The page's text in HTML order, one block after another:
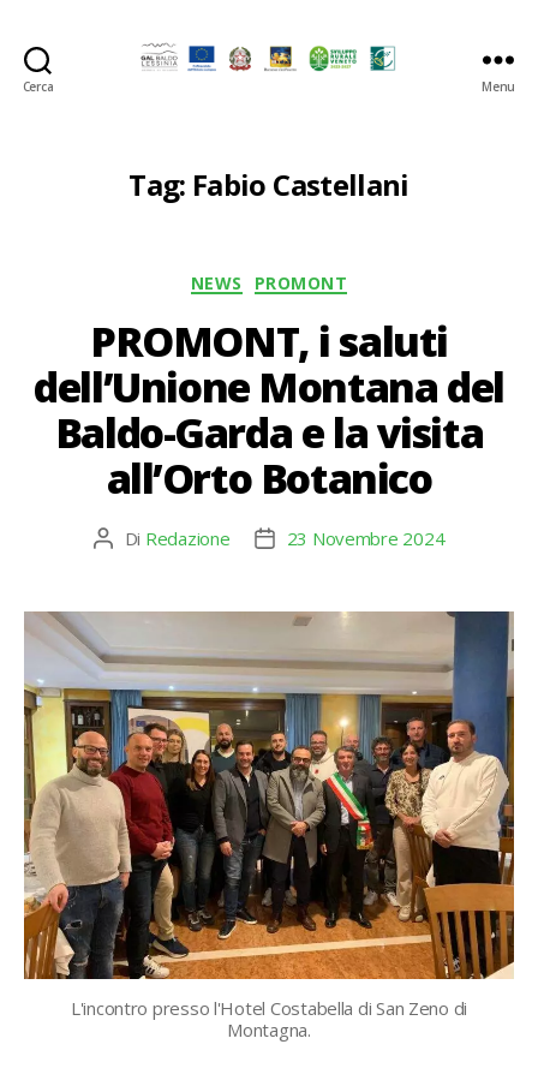
Cerca Menu
Tag: Fabio Castellani
Categorie
NEWS PROMONT
PROMONT, i saluti
dell’Unione Montana del
Baldo-Garda e la visita
all’Orto Botanico
Autore
Di Redazione
Data23 Novembre 2024
L'incontro presso l'Hotel Costabella di San Zeno di
Montagna.